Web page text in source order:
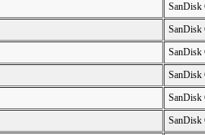
SanDisk
SanDisk
SanDisk
SanDisk
SanDisk
SanDisk